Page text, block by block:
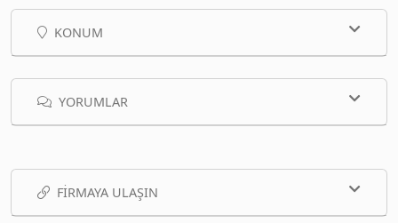
KONUM
YORUMLAR
FIRMAYA ULAŞIN